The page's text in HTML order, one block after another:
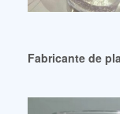
Fabricante de